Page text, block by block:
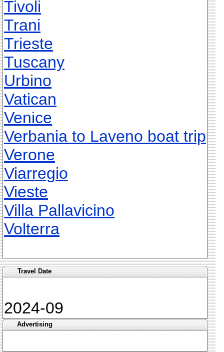
Tivoli
Trani
Trieste
Tuscany
Urbino
Vatican
Venice
Verbania to Laveno boat trip
Verone
Viarregio
Vieste
Villa Pallavicino
Volterra
Travel Date
2024-09
Advertising